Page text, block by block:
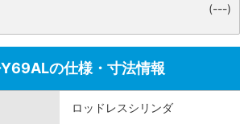
(---)
の仕様・寸法情報
ロッドレスシリンダ